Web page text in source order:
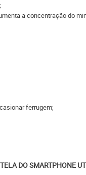
a concentração do
ferrugem;
DO SMARTPHONE